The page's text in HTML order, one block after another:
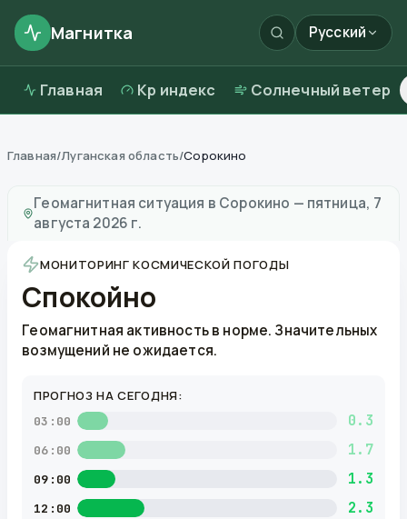
Магнитка Русский
Главная Kp индекс Солнечный ветер
Главная/Луганская область/Сорокино
Геомагнитная ситуация в Сорокино — пятница, 7
августа 2026 г.
МОНИТОРИНГ КОСМИЧЕСКОЙ ПОГОДЫ
Спокойно
Геомагнитная активность в норме. Значительных
возмущений не ожидается.
ПРОГНОЗ НА СЕГОДНЯ:
03:00 0.3
06:00 1.7
09:00 1.3
12:00 2.3